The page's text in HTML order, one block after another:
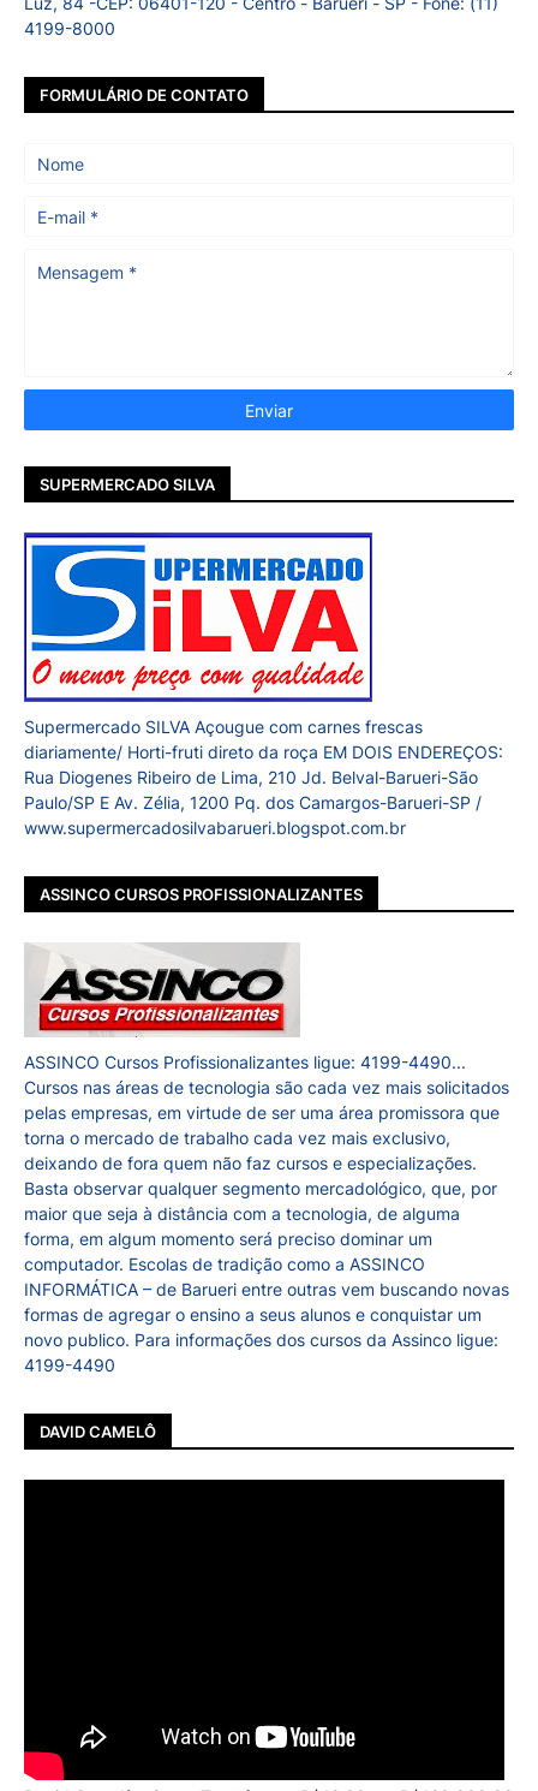
4199-8000
FORMULÁRIO DE CONTATO
SUPERMERCADO SILVA
Supermercado SILVA Açougue com carnes frescas
diariamente/ Horti-fruti direto da roça EM DOIS ENDEREÇOS:
Rua Diogenes Ribeiro de Lima, 210 Jd. Belval-Barueri-São
Paulo/SP E Av. Zélia, 1200 Pq. dos Camargos-Barueri-SP /
www.supermercadosilvabarueri.blogspot.com.br
ASSINCO CURSOS PROFISSIONALIZANTES
ASSINCO Cursos Profissionalizantes ligue: 4199-4490...
Cursos nas áreas de tecnologia são cada vez mais solicitados
pelas empresas, em virtude de ser uma área promissora que
torna o mercado de trabalho cada vez mais exclusivo,
deixando de fora quem não faz cursos e especializações.
Basta observar qualquer segmento mercadológico, que, por
maior que seja à distância com a tecnologia, de alguma
forma, em algum momento será preciso dominar um
computador. Escolas de tradição como a ASSINCO
INFORMÁTICA – de Barueri entre outras vem buscando novas
formas de agregar o ensino a seus alunos e conquistar um
novo publico. Para informações dos cursos da Assinco ligue:
4199-4490
DAVID CAMELÔ